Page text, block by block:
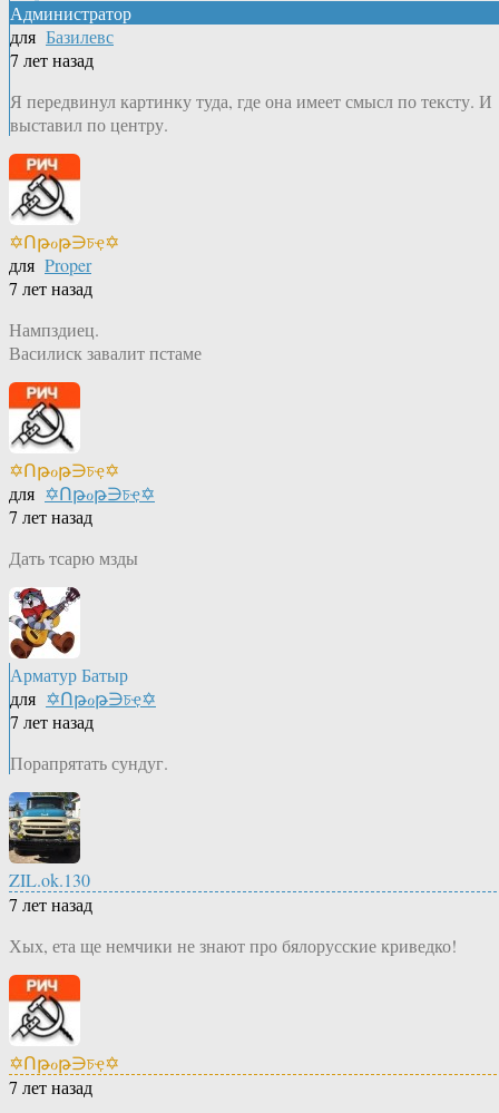
Администратор
для Базилевс
7 лет назад
Я передвинул картинку туда, где она имеет смысл по тексту. И
выставил по центру.
✡Ոթℴթ∋চҿ✡
для Proper
7 лет назад
Нампздиец.
Василиск завалит пстаме
✡Ոթℴթ∋চҿ✡
для ✡Ոթℴթ∋চҿ✡
7 лет назад
Дать тсарю мзды
Арматур Батыр
для ✡Ոթℴթ∋চҿ✡
7 лет назад
Порапрятать сундуг.
ZIL.ok.130
7 лет назад
Хых, ета ще немчики не знают про бялорусские криведко!
✡Ոթℴթ∋চҿ✡
7 лет назад